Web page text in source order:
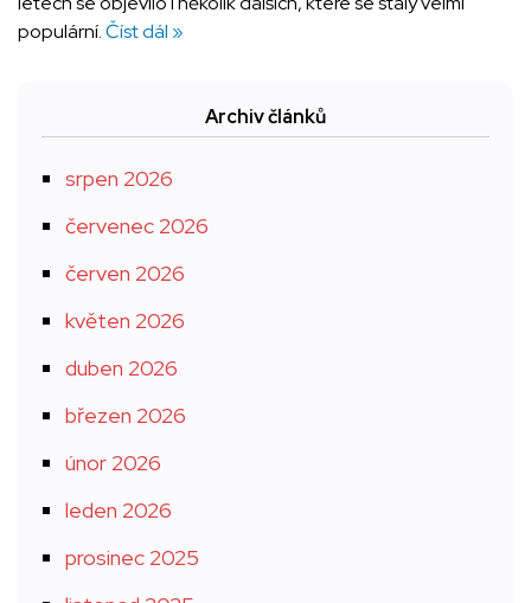
populární.Číst dál »
Archiv článků
srpen 2026
červenec 2026
červen 2026
květen 2026
duben 2026
březen 2026
únor 2026
leden 2026
prosinec 2025